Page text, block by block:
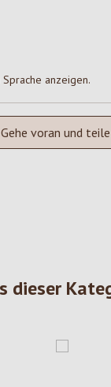
anzeigen.
voran und
dieser